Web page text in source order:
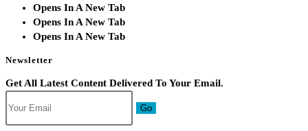
Opens In A New Tab
Opens In A New Tab
Opens In A New Tab
Newsletter
Get All Latest Content Delivered To Your Email.
Go